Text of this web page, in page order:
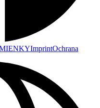
ImprintOchrana